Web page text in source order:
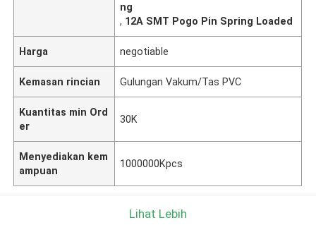
ng
, 12A SMT Pogo Pin Spring Loaded
Harga negotiable
Kemasan rincian Gulungan Vakum/Tas PVC
Kuantitas min Ord
er
30K
Menyediakan kem
ampuan
1000000Kpcs
Lihat Lebih